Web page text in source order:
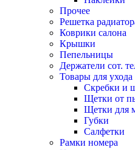
Прочее
Решетка
Коврики салона
Крышки
Пепельницы
Держатели сот.
Товары для ухода
Скребки и
Щетки от
Щетки для
Губки
Салфетки
Рамки номера